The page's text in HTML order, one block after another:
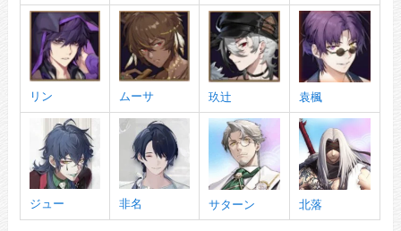
リン ムーサ 玖辻 袁楓
ジュー 非名 サターン 北落